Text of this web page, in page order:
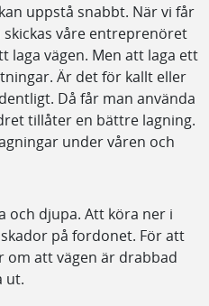
uppstå snabbt. När vi får
skickas våre entreprenöret
laga vägen. Men att laga ett
Är det för kallt eller
Då får man använda
tillåter en bättre lagning.
under våren och
och djupa. Att köra ner i
på fordonet. För att
att vägen är drabbad
ut.